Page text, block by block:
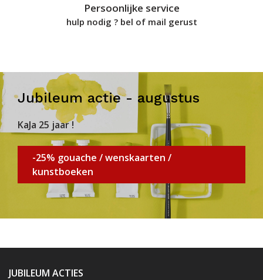
Persoonlijke service
hulp nodig ? bel of mail gerust
Jubileum actie - augustus
KaJa 25 jaar !
-25% gouache / wenskaarten /
kunstboeken
JUBILEUM ACTIES